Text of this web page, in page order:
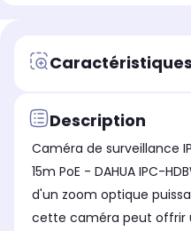
Description
Caméra de surveillance
15m PoE - DAHUA IPC-
d'un zoom optique
cette caméra peut offrir